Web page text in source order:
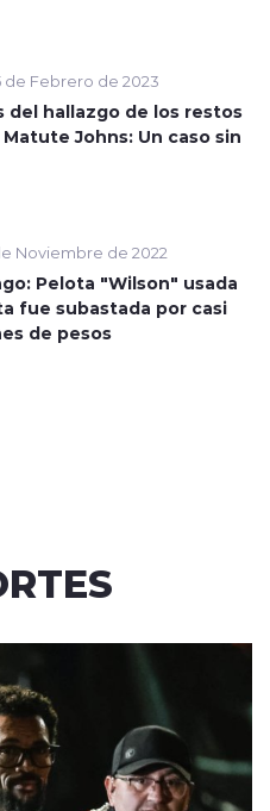
de Febrero de 2023
del hallazgo de los restos
Johns: Un caso sin
Noviembre de 2022
Pelota "Wilson" usada
fue subastada por casi
de pesos